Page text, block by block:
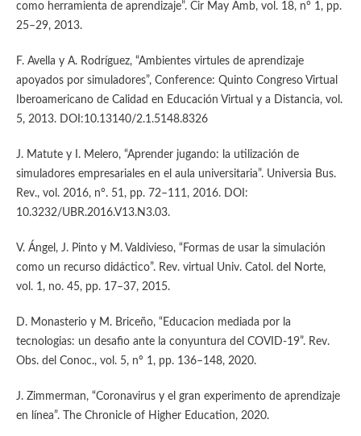
como herramienta de aprendizaje”. Cir May Amb, vol. 18, n° 1, pp.
25–29, 2013.
F. Avella y A. Rodríguez, “Ambientes virtules de aprendizaje
apoyados por simuladores”, Conference: Quinto Congreso Virtual
Iberoamericano de Calidad en Educación Virtual y a Distancia, vol.
5, 2013. DOI:10.13140/2.1.5148.8326
J. Matute y I. Melero, “Aprender jugando: la utilización de
simuladores empresariales en el aula universitaria”. Universia Bus.
Rev., vol. 2016, n°. 51, pp. 72–111, 2016. DOI:
10.3232/UBR.2016.V13.N3.03.
V. Ángel, J. Pinto y M. Valdivieso, “Formas de usar la simulación
como un recurso didáctico”. Rev. virtual Univ. Catol. del Norte,
vol. 1, no. 45, pp. 17–37, 2015.
D. Monasterio y M. Briceño, “Educacion mediada por la
tecnologias: un desafio ante la conyuntura del COVID-19”. Rev.
Obs. del Conoc., vol. 5, n° 1, pp. 136–148, 2020.
J. Zimmerman, “Coronavirus y el gran experimento de aprendizaje
en línea”. The Chronicle of Higher Education, 2020.